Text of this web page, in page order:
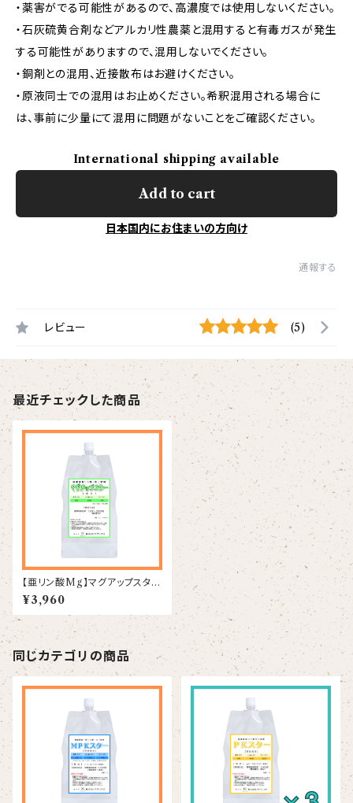
・薬害がでる可能性があるので、高濃度では使用しないください。
・石灰硫黄合剤などアルカリ性農薬と混用すると有毒ガスが発生
する可能性がありますので、混用しないでください。
・銅剤との混用、近接散布はお避けください。
・原液同士での混用はお止めください。希釈混用される場合に
は、事前に少量にて混用に問題がないことをご確認ください。
International shipping available
Add to cart
日本国内にお住まいの方向け
通報する
レビュー (5)
最近チェックした商品
【亜リン酸Mg】マグアップスター
1L
¥3,960
同じカテゴリの商品